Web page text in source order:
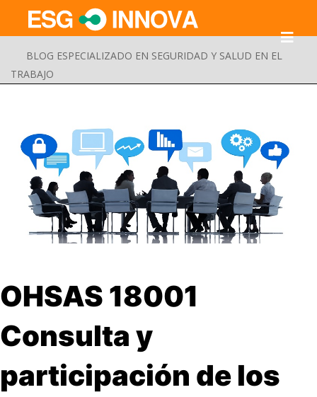
BLOG ESPECIALIZADO EN SEGURIDAD Y SALUD EN EL
TRABAJO
Buscar Enviar
OHSAS 18001
Consulta y
participación de los